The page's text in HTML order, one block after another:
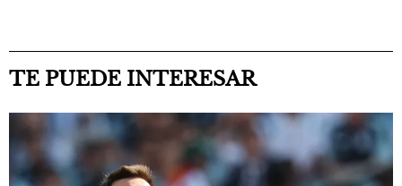
TE PUEDE INTERESAR